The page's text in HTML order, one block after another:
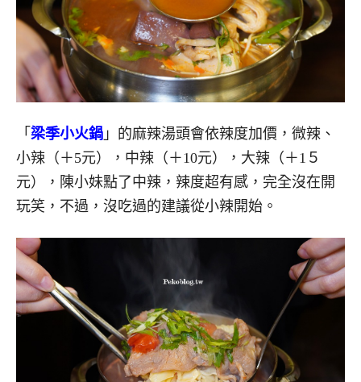
「 梁季小火鍋 」的麻辣湯頭會依辣度加價，微辣、
小辣（＋5元），中辣（＋10元），大辣（＋1５
元），陳小妹點了中辣，辣度超有感，完全沒在開
玩笑，不過，沒吃過的建議從小辣開始。